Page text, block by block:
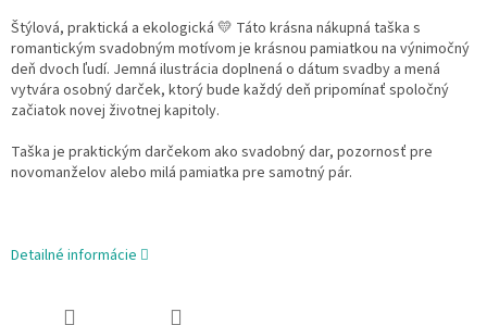
Štýlová, praktická a ekologická 💛 Táto krásna nákupná taška s
romantickým svadobným motívom je krásnou pamiatkou na výnimočný
deň dvoch ľudí. Jemná ilustrácia doplnená o dátum svadby a mená
vytvára osobný darček, ktorý bude každý deň pripomínať spoločný
začiatok novej životnej kapitoly.
Taška je praktickým darčekom ako svadobný dar, pozornosť pre
novomanželov alebo milá pamiatka pre samotný pár.
Detailné informácie